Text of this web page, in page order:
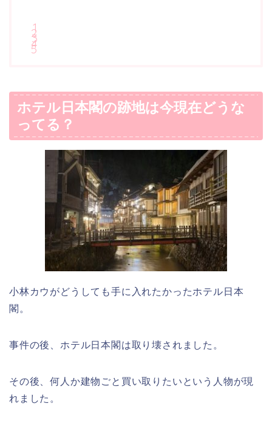
ホテル日本閣の跡地は今現在どうな
ってる？
小林カウがどうしても手に入れたかったホテル日本
閣。
事件の後、ホテル日本閣は取り壊されました。
その後、何人か建物ごと買い取りたいという人物が現
れました。